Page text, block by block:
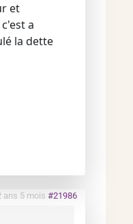
et
a
la dette
ans 5 mois #21986